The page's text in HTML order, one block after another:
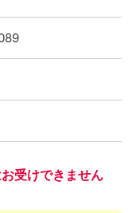
受けできません